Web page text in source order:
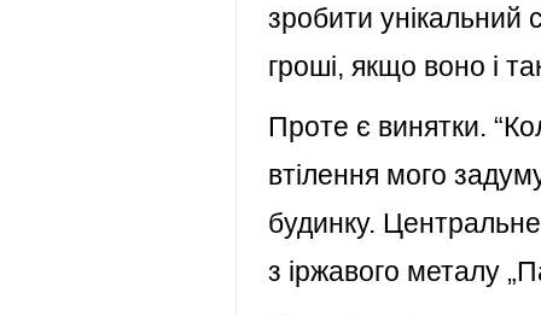
зробити унікальний
гроші, якщо воно і
Проте є винятки.
втілення мого
будинку. Центральне
з іржавого металу